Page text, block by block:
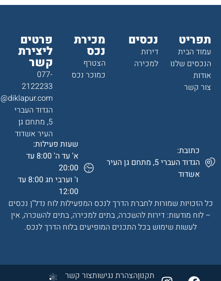
תפריט
עמוד הבית
הנכסים שלנו
אודות
צור קשר
נכסים
דירות
למכירה
מכירת
נכס
הצטרף
כמוכר נכס
פרטים
ליצירת
קשר
077-
2122233
הגדוד העברי
5, מתחם גן
העיר אשדוד
כתובת:
הגדוד העברי 5, מתחם גן העיר
אשדוד
שעות פעילות:
א' עד ה' 8:00 עד
20:00
ו' וערבי חג 8:00 עד
12:00
כל הזכויות שמורות לחברת הדרך לנכס המפעילות לוח נדל"ן נכסים
– לוח מודעות: דירות להשכרה, בתים למכירה, בתים להשכרה, אין
לעשות שימוש בכל התכנים המופיעים בלוח הדרך לנכס.
תקנוןהצהרת נגישותצור קשר